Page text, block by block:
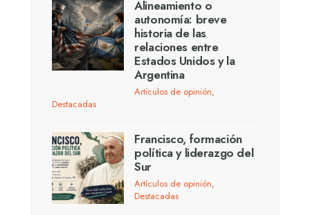
Alineamiento o
autonomía: breve
historia de las
relaciones entre
Estados Unidos y la
Argentina
Artículos de opinión,
Destacadas
Francisco, formación
política y liderazgo del
Sur
Artículos de opinión,
Destacadas